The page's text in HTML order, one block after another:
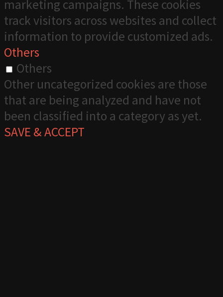
marketing campaigns. These cookies
track visitors across websites and collect
information to provide customized ads.
Others
Others
Other uncategorized cookies are those
that are being analyzed and have not
been classified into a category as yet.
SAVE & ACCEPT